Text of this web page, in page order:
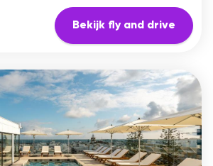
Bekijk fly and drive